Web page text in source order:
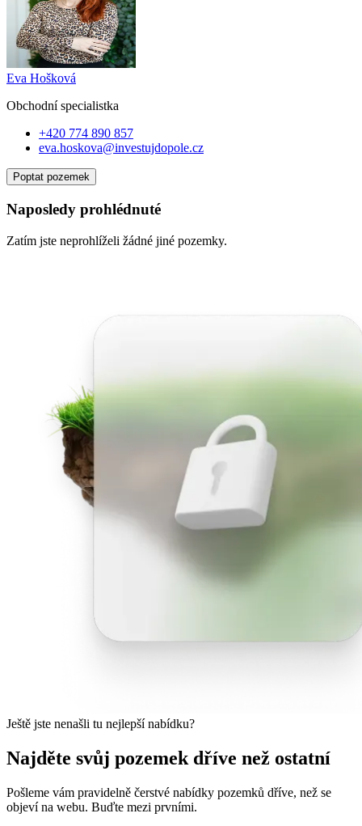
Eva Hošková
Obchodní specialistka
+420 774 890 857
eva.hoskova@investujdopole.cz
Poptat pozemek
Naposledy prohlédnuté
Zatím jste neprohlíželi žádné jiné pozemky.
Ještě jste nenašli tu nejlepší nabídku?
Najděte svůj pozemek dříve než ostatní
Pošleme vám pravidelně čerstvé nabídky pozemků dříve, než se
objeví na webu. Buďte mezi prvními.